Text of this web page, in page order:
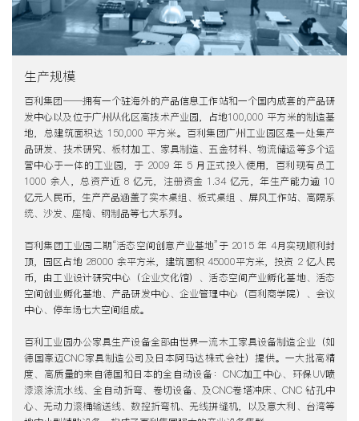
生产规模
百利集团——拥有一个驻海外的产品信息工作站和一个国内成套的产品研
发中心以及位于广州从化区高技术产业园，占地100,000 平方米的制造基
地，总建筑面积达 150,000 平方米。百利集团广州工业园区是一处集产
品研发、技术研究、板材加工、家具制造、五金材料、物流储运等多个运
营中心于一体的工业园，于 2009 年 5 月正式投入使用，百利现有员工
1000 余人，总资产近 8 亿元，注册资金 1.34 亿元，年生产能力逾 10
亿元人民币，生产产品涵盖了实木桌组、板式桌组 、屏风工作站、高隔系
统、沙发、座椅、钢制品等七大系列。
百利集团工业园二期“活态空间创意产业基地”于 2015 年 4月实现顺利封
顶，园区占地 28000 余平方米，建筑面积 45000平方米，投资 2 亿人民
币，由工业设计研究中心（企业文化馆）、活态空间产业孵化基地、活态
空间创业孵化基地、产品研发中心、企业管理中心（百利商学院）、会议
中心、停车场七大空间组成。
百利工业园办公家具生产设备全部由世界一流木工家具设备制造企业（如
德国豪迈CNC家具制造公司及日本阿玛达株式会社）提供。一大批高精
度、高质量的来自德国和日本的全自动设备：CNC加工中心、环保UV喷
漆滚涂流水线、全自动折弯、卷切设备、及CNC卷塔冲床、CNC 钻孔中
心、无动力滚桶输送线、数控折弯机、无线拼缝机，以及意大利、台湾等